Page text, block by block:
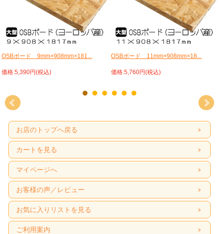
OSBボード 9mm×908mm×181...
価格:5,390円(税込)
OSBボード 11mm×908mm×18...
価格:5,760円(税込)
お店のトップへ戻る
カートを見る
マイページへ
お客様の声／レビュー
お気に入りリストを見る
ご利用案内